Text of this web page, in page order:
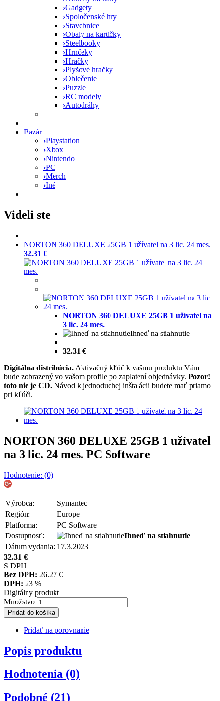
›Gadgety
›Spoločenské hry
›Stavebnice
›Obaly na kartičky
›Steelbooky
›Hrnčeky
›Hračky
›Plyšové hračky
›Oblečenie
›Puzzle
›RC modely
›Autodráhy
Bazár
›Playstation
›Xbox
›Nintendo
›PC
›Merch
›Iné
Videli ste
NORTON 360 DELUXE 25GB 1 užívatel na 3 lic. 24 mes.
32.31 €
NORTON 360 DELUXE 25GB 1 užívatel na
3 lic. 24 mes.
Ihneď na stiahnutie
32.31 €
Digitálna distribúcia. Aktivačný kľúč k vášmu produktu Vám
bude zobrazený vo vašom profile po zaplatení objednávky. Pozor!
toto nie je CD. Návod k jednoduchej inštalácii budete mať priamo
pri kľúči.
NORTON 360 DELUXE 25GB 1 užívatel
na 3 lic. 24 mes. PC Software
Hodnotenie: (0)
Výrobca:
Symantec
Región:
Europe
Platforma:
PC Software
Dostupnosť:
Ihneď na stiahnutie
Dátum vydania: 17.3.2023
32.31 €
S DPH
Bez DPH: 26.27 €
DPH: 23 %
Digitálny produkt
Množstvo
Pridať do košíka
Pridať na porovnanie
Popis produktu
Hodnotenia (0)
Podobné (21)